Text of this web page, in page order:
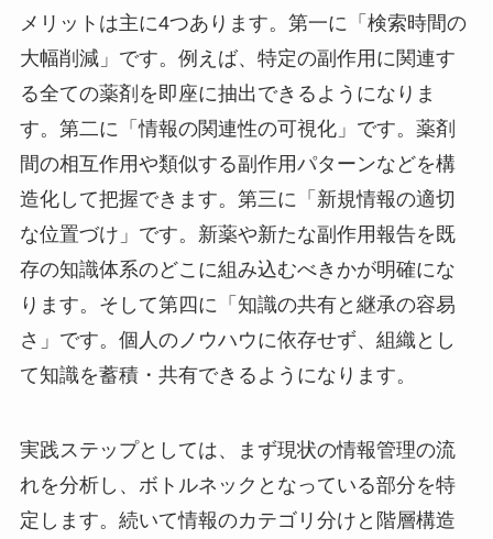
メリットは主に4つあります。第一に「検索時間の
大幅削減」です。例えば、特定の副作用に関連す
る全ての薬剤を即座に抽出できるようになりま
す。第二に「情報の関連性の可視化」です。薬剤
間の相互作用や類似する副作用パターンなどを構
造化して把握できます。第三に「新規情報の適切
な位置づけ」です。新薬や新たな副作用報告を既
存の知識体系のどこに組み込むべきかが明確にな
ります。そして第四に「知識の共有と継承の容易
さ」です。個人のノウハウに依存せず、組織とし
て知識を蓄積・共有できるようになります。
実践ステップとしては、まず現状の情報管理の流
れを分析し、ボトルネックとなっている部分を特
定します。続いて情報のカテゴリ分けと階層構造